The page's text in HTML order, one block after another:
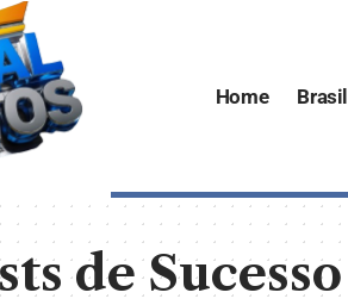
Home Brasil
de Sucesso